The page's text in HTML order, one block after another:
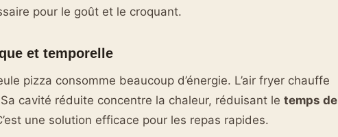
pour le goût et le croquant.
et temporelle
pizza consomme beaucoup d’énergie. L’air fryer chauffe
cavité réduite concentre la chaleur, réduisant le temps de
une solution efficace pour les repas rapides.